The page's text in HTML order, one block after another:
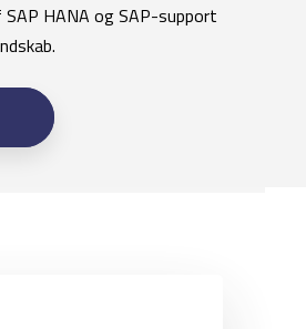
HANA ogSAP-support